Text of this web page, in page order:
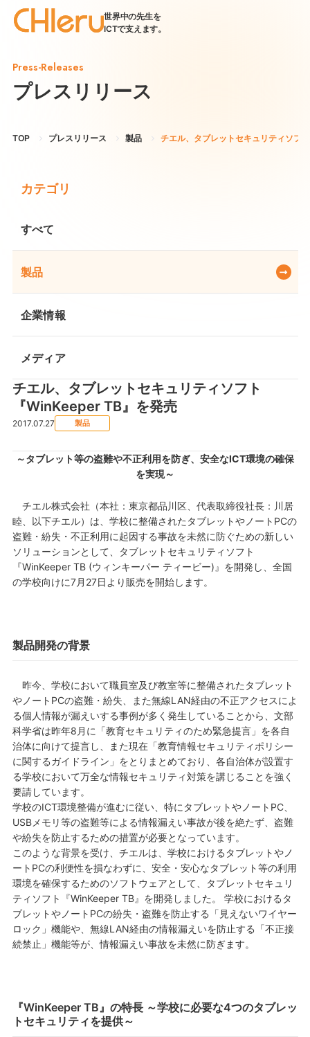
世界中の先生を
ICTで支えます。
Press-Releases
プレスリリース
TOP プレスリリース 製品 チエル、タブレットセキュリティソフ
カテゴリ
すべて
製品
企業情報
メディア
チエル、タブレットセキュリティソフト
『WinKeeper TB』を発売
2017.07.27 製品
～タブレット等の盗難や不正利用を防ぎ、安全なICT環境の確保
を実現～
チエル株式会社（本社：東京都品川区、代表取締役社長：川居
睦、以下チエル）は、学校に整備されたタブレットやノートPCの
盗難・紛失・不正利用に起因する事故を未然に防ぐための新しい
ソリューションとして、タブレットセキュリティソフト
『WinKeeper TB (ウィンキーパー ティービー)』を開発し、全国
の学校向けに7月27日より販売を開始します。
製品開発の背景
昨今、学校において職員室及び教室等に整備されたタブレット
やノートPCの盗難・紛失、また無線LAN経由の不正アクセスによ
る個人情報が漏えいする事例が多く発生していることから、文部
科学省は昨年8月に「教育セキュリティのため緊急提言」を各自
治体に向けて提言し、また現在「教育情報セキュリティポリシー
に関するガイドライン」をとりまとめており、各自治体が設置す
る学校において万全な情報セキュリティ対策を講じることを強く
要請しています。
学校のICT環境整備が進むに従い、特にタブレットやノートPC、
USBメモリ等の盗難等による情報漏えい事故が後を絶たず、盗難
や紛失を防止するための措置が必要となっています。
このような背景を受け、チエルは、学校におけるタブレットやノ
ートPCの利便性を損なわずに、安全・安心なタブレット等の利用
環境を確保するためのソフトウェアとして、タブレットセキュリ
ティソフト『WinKeeper TB』を開発しました。 学校におけるタ
ブレットやノートPCの紛失・盗難を防止する「見えないワイヤー
ロック」機能や、無線LAN経由の情報漏えいを防止する「不正接
続禁止」機能等が、情報漏えい事故を未然に防ぎます。
『WinKeeper TB』の特長 ～学校に必要な4つのタブレッ
トセキュリティを提供～